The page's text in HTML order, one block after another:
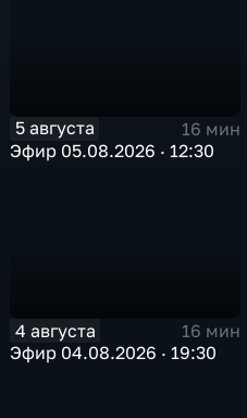
5 августа
16 мин
Эфир 05.08.2026 · 12:30
4 августа
16 мин
Эфир 04.08.2026 · 19:30